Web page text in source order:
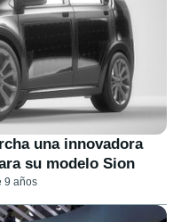
una innovadora
su modelo Sion
9 años